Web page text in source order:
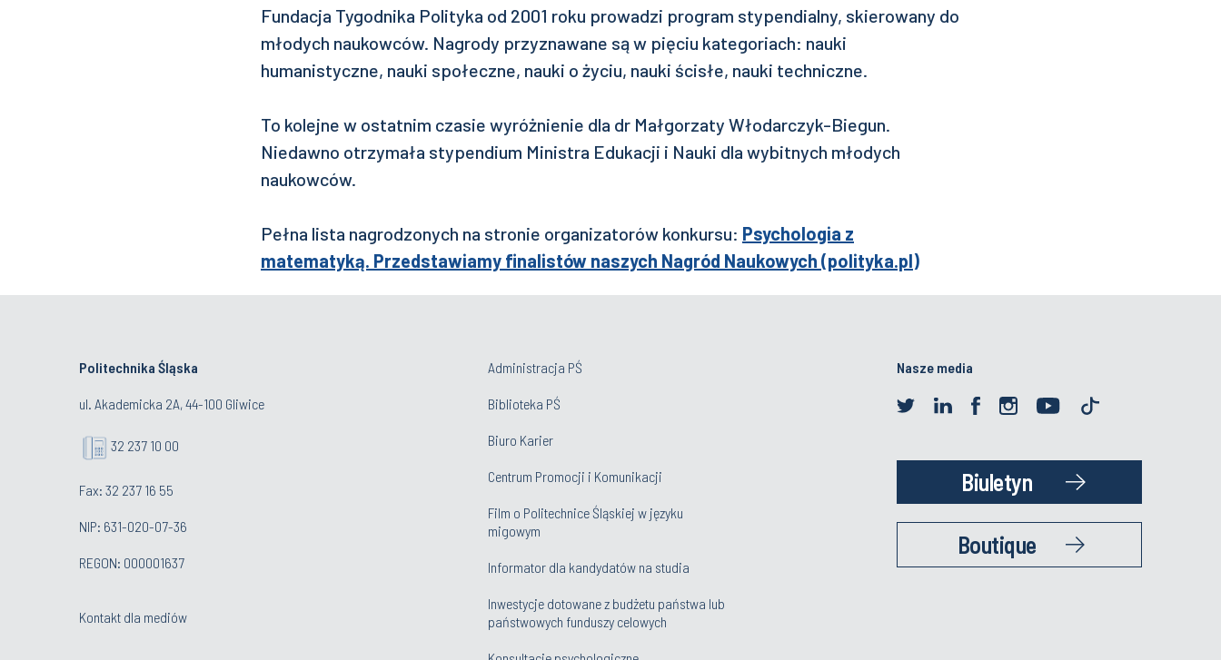
Fundacja Tygodnika Polityka od 2001 roku prowadzi program stypendialny, skierowany do
młodych naukowców. Nagrody przyznawane są w pięciu kategoriach: nauki
humanistyczne, nauki społeczne, nauki o życiu, nauki ścisłe, nauki techniczne.
To kolejne w ostatnim czasie wyróżnienie dla dr Małgorzaty Włodarczyk-Biegun.
Niedawno otrzymała stypendium Ministra Edukacji i Nauki dla wybitnych młodych
naukowców.
Pełna lista nagrodzonych na stronie organizatorów konkursu: Psychologia z
matematyką. Przedstawiamy finalistów naszych Nagród Naukowych (polityka.pl)
Politechnika Śląska
ul. Akademicka 2A, 44-100 Gliwice
32 237 10 00
Fax: 32 237 16 55
NIP: 631-020-07-36
REGON: 000001637
Kontakt dla mediów
Administracja PŚ
Biblioteka PŚ
Biuro Karier
Centrum Promocji i Komunikacji
Film o Politechnice Śląskiej w języku
migowym
Informator dla kandydatów na studia
Inwestycje dotowane z budżetu państwa lub
państwowych funduszy celowych
Nasze media
Biuletyn
Boutique